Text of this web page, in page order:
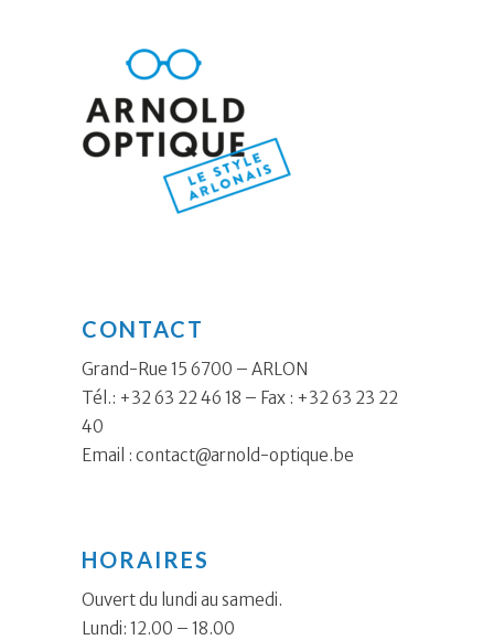
CONTACT
Grand-Rue 15 6700 – ARLON
Tél.: +32 63 22 46 18 – Fax : +32 63 23 22
40
Email : contact@arnold-optique.be
HORAIRES
Ouvert du lundi au samedi.
Lundi: 12.00 – 18.00